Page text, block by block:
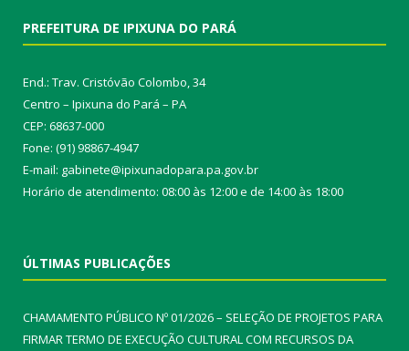
PREFEITURA DE IPIXUNA DO PARÁ
End.: Trav. Cristóvão Colombo, 34
Centro – Ipixuna do Pará – PA
CEP: 68637-000
Fone: (91) 98867-4947
E-mail: gabinete@ipixunadopara.pa.gov.br
Horário de atendimento: 08:00 às 12:00 e de 14:00 às 18:00
ÚLTIMAS PUBLICAÇÕES
CHAMAMENTO PÚBLICO Nº 01/2026 – SELEÇÃO DE PROJETOS PARA
FIRMAR TERMO DE EXECUÇÃO CULTURAL COM RECURSOS DA